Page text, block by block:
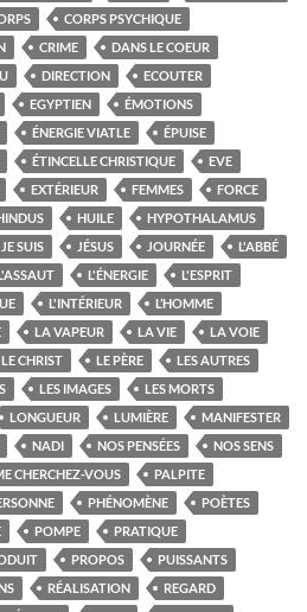
CORPS PSYCHIQUE
CRIME
DANS LE COEUR
DIRECTION
ECOUTER
EGYPTIEN
ÉMOTIONS
ÉNERGIE VIATLE
ÉPUISE
ÉTINCELLE CHRISTIQUE
EVE
EXTÉRIEUR FEMMES
FORCE
HUILE
HYPOTHALAMUS
JE SUIS JÉSUS JOURNÉE
L'ABBÉ
L'ÉNERGIE
L'ESPRIT
L'INTÉRIEUR
L’HOMME
LA VAPEUR LA VIE
LA VOIE
LE CHRIST LE PÈRE
LES AUTRES
LES IMAGES
LES MORTS
LONGUEUR LUMIÈRE
MANIFESTER
NADI NOS PENSÉES
NOS SENS
CHERCHEZ-VOUS
PALPITE
PHÉNOMÈNE
POÈTES
POMPE
PRATIQUE
PROPOS
PUISSANTS
RÉALISATION
REGARD